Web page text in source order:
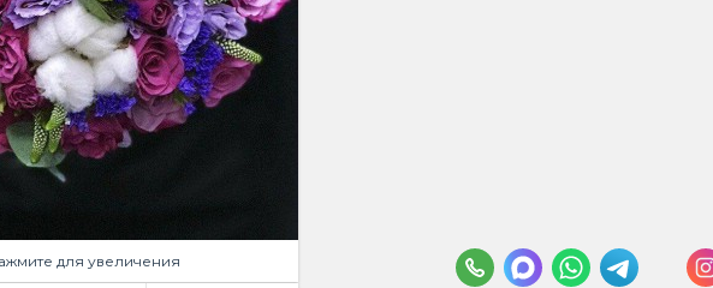
для увеличения